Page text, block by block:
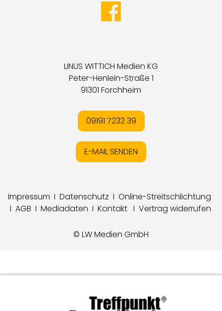
LINUS WITTICH Medien KG
Peter-Henlein-Straße 1
91301 Forchheim
09191 7232 39
E-MAIL SENDEN
Impressum I Datenschutz I Online-Streitschlichtung
I AGB I Mediadaten I Kontakt I Vertrag widerrufen
© LW Medien GmbH